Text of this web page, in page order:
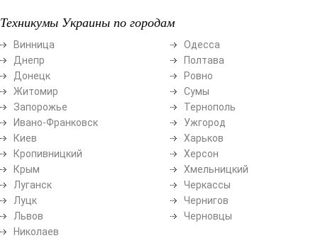
Техникумы Украины по городам
Винница
Днепр
Донецк
Житомир
Запорожье
Ивано-Франковск
Киев
Кропивницкий
Крым
Луганск
Луцк
Львов
Николаев
Одесса
Полтава
Ровно
Сумы
Тернополь
Ужгород
Харьков
Херсон
Хмельницкий
Черкассы
Чернигов
Черновцы